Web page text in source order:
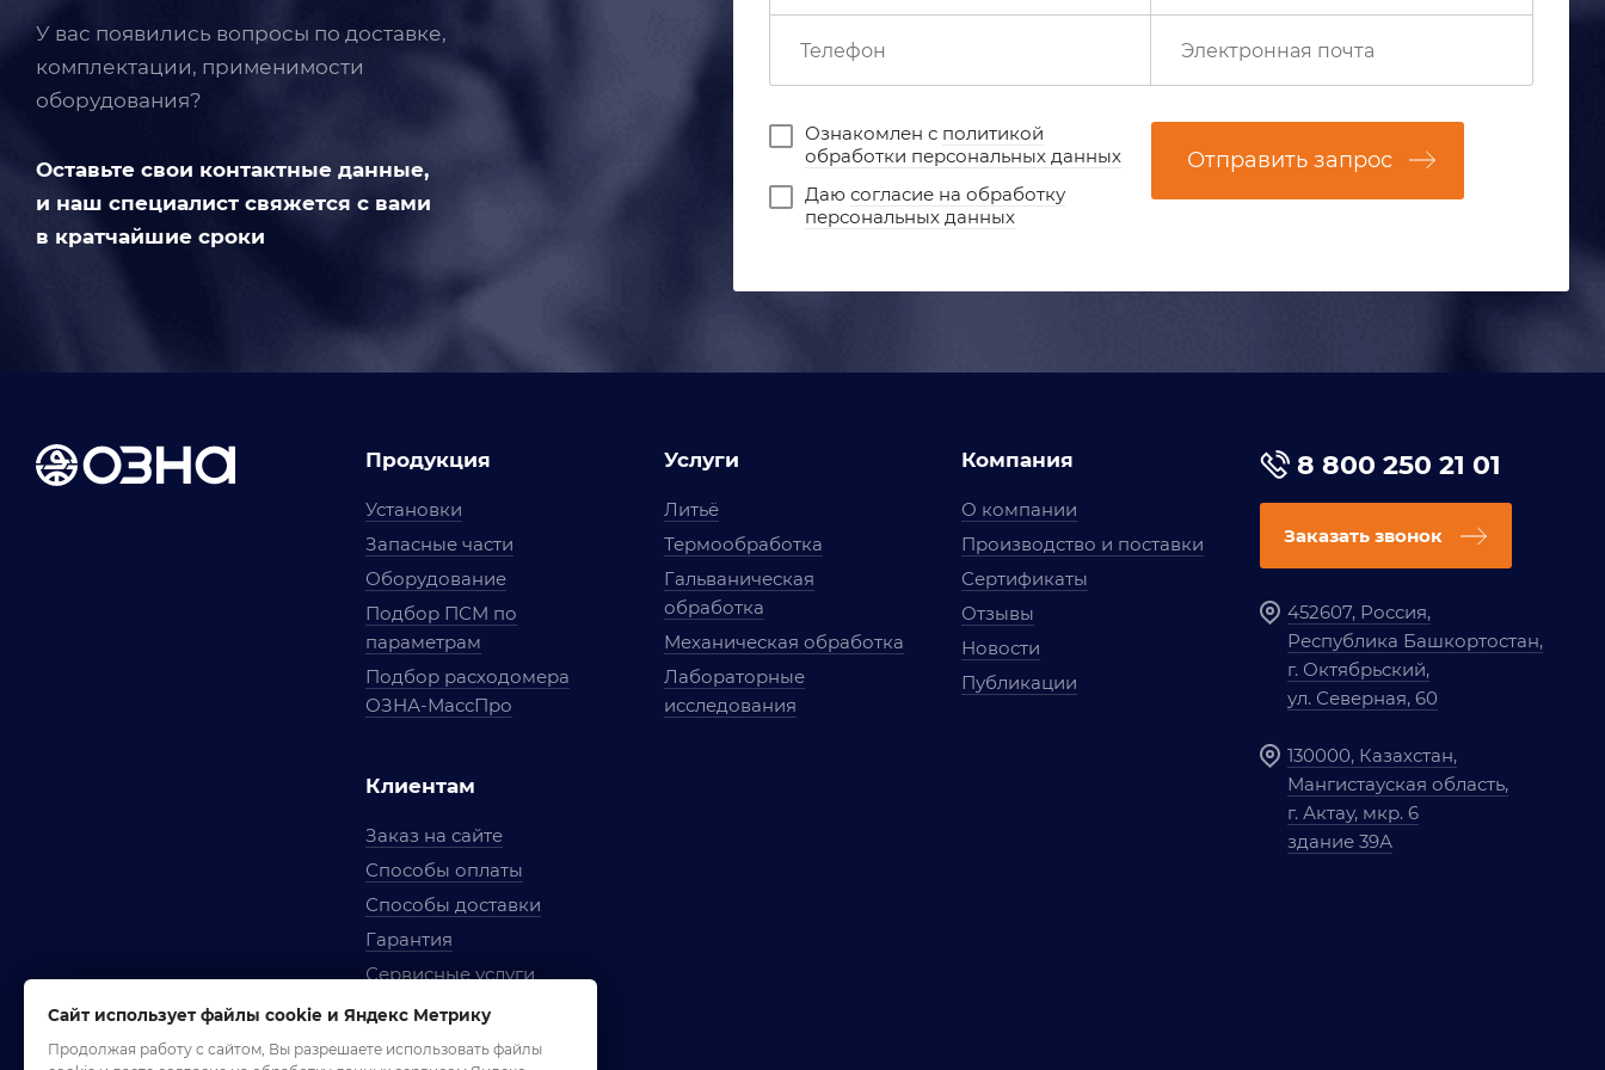
У вас появились вопросы по доставке,
комплектации, применимости
оборудования?
Оставьте свои контактные данные,
и наш специалист свяжется с вами
в кратчайшие сроки
Ознакомлен с политикой
обработки персональных данных
Даю согласие на обработку
персональных данных
Отправить запрос
Продукция
Установки
Запасные части
Оборудование
Подбор ПСМ по
параметрам
Подбор расходомера
ОЗНА-МассПро
Клиентам
Заказ на сайте
Способы оплаты
Способы доставки
Гарантия
Сервисные услуги
Вопросы и ответы
Условия сотрудничества
Услуги
Литьё
Термообработка
Гальваническая
обработка
Механическая обработка
Лабораторные
исследования
Компания
О компании
Производство и поставки
Сертификаты
Отзывы
Новости
Публикации
8 800 250 21 01
Заказать звонок
452607, Россия,
Республика Башкортостан,
г. Октябрьский,
ул. Северная, 60
130000, Казахстан,
Мангистауская область,
г. Актау, мкр. 6
здание 39А
Сайт использует файлы cookie и Яндекс Метрику
Продолжая работу с сайтом, Вы разрешаете использовать файлы